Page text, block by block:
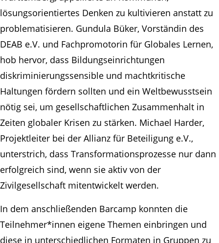
lösungsorientiertes Denken zu kultivieren anstatt zu
problematisieren. Gundula Büker, Vorständin des
DEAB e.V. und Fachpromotorin für Globales Lernen,
hob hervor, dass Bildungseinrichtungen
diskriminierungssensible und machtkritische
Haltungen fördern sollten und ein Weltbewusstsein
nötig sei, um gesellschaftlichen Zusammenhalt in
Zeiten globaler Krisen zu stärken. Michael Harder,
Projektleiter bei der Allianz für Beteiligung e.V.,
unterstrich, dass Transformationsprozesse nur dann
erfolgreich sind, wenn sie aktiv von der
Zivilgesellschaft mitentwickelt werden.
In dem anschließenden Barcamp konnten die
Teilnehmer*innen eigene Themen einbringen und
diese in unterschiedlichen Formaten in Gruppen zu